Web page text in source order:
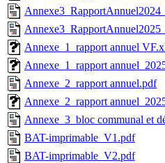
Annexe_1_rapport annuel
Annexe_1_rapport
Annexe_2_rapport annuel.pdf
Annexe_2_rapport
Annexe_3_bloc communal et
BAT-imprimable_V1.pdf
BAT-imprimable_V2.pdf